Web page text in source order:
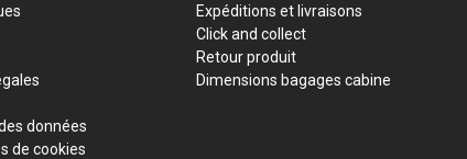
données
de cookies
Expéditions et livraisons
Click and collect
Retour produit
Dimensions bagages cabine